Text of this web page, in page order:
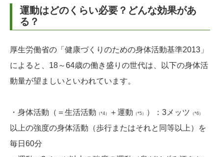
運動はどのくらい必要？どんな効果があ
る？
厚生労働省の「健康づくりのための身体活動基準2013」
によると、18～64歳の働き盛りの世代は、以下の身体活
動量が望ましいといわれています。
・身体活動（＝生活活動 （*4） ＋運動 （*5） ）：3メッツ （*6）
以上の強度の身体活動（歩行またはそれと同等以上）を
毎日60分